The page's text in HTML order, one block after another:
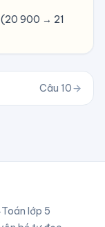
900 → 21
Câu 10
Toán lớp 5